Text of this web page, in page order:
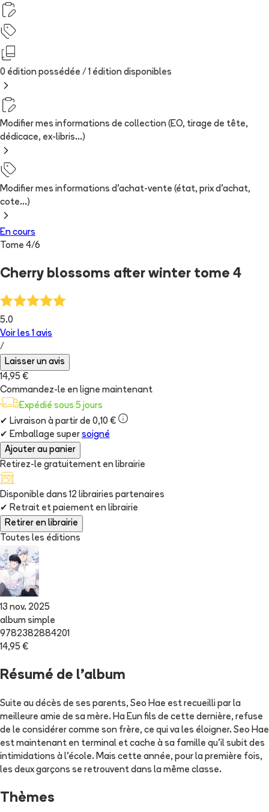
0 édition possédée / 1 édition disponibles
Modifier mes informations de collection (EO, tirage de tête,
dédicace, ex-libris...)
Modifier mes informations d'achat-vente (état, prix d'achat,
cote...)
En cours
Tome 4/6
Cherry blossoms after winter tome 4
5.0
Voir les 1 avis
/
Laisser un avis
14,95 €
Commandez-le en ligne maintenant
Expédié sous 5 jours
✔ Livraison à partir de 0,10 €
✔ Emballage super soigné
Ajouter au panier
Retirez-le gratuitement en librairie
Disponible dans 12 librairies partenaires
✔ Retrait et paiement en librairie
Retirer en librairie
Toutes les éditions
13 nov. 2025
album simple
9782382884201
14,95 €
Résumé de l'album
Suite au décès de ses parents, Seo Hae est recueilli par la
meilleure amie de sa mère. Ha Eun fils de cette dernière, refuse
de le considérer comme son frère, ce qui va les éloigner. Seo Hae
est maintenant en terminal et cache à sa famille qu'il subit des
intimidations à l'école. Mais cette année, pour la première fois,
les deux garçons se retrouvent dans la même classe.
Thèmes